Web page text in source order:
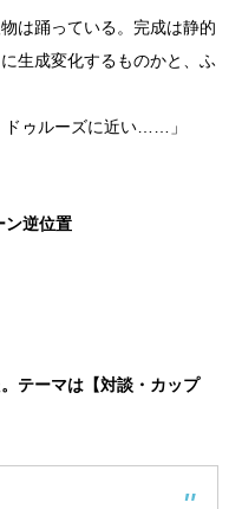
は踊っている。完成は静的
生成変化するものかと、ふ
ドゥルーズに近い……」
逆位置
テーマは【対談・カップ